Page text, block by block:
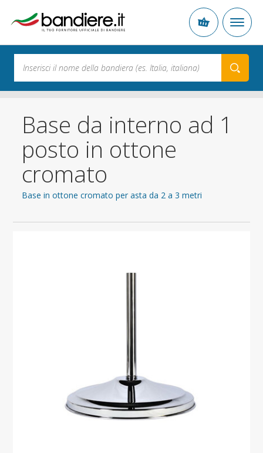
Base da interno ad 1
posto in ottone
cromato
Base in ottone cromato per asta da 2 a 3 metri